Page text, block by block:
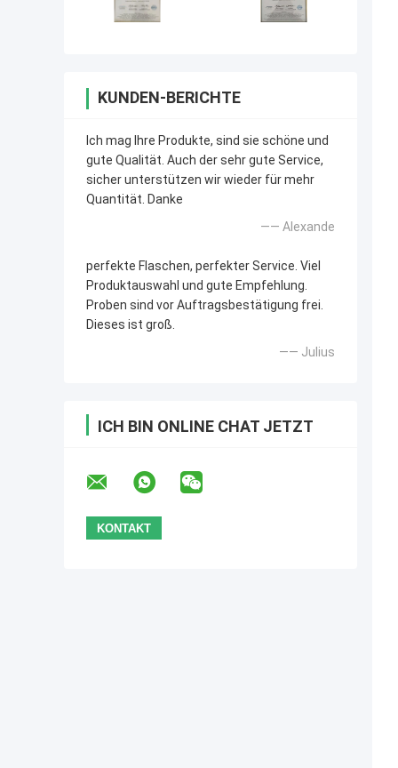
KUNDEN-BERICHTE
Ich mag Ihre Produkte, sind sie schöne und
gute Qualität. Auch der sehr gute Service,
sicher unterstützen wir wieder für mehr
Quantität. Danke
—— Alexande
perfekte Flaschen, perfekter Service. Viel
Produktauswahl und gute Empfehlung.
Proben sind vor Auftragsbestätigung frei.
Dieses ist groß.
—— Julius
ICH BIN ONLINE CHAT JETZT